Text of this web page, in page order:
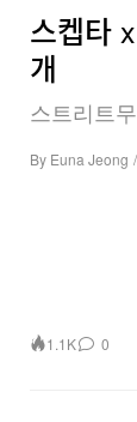
스켑타
개
스트리트
By Euna Jeong /
1.1K 0